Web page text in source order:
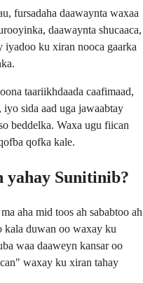
fursadaha daawaynta waxaa
daawaynta shucaaca,
iyadoo ku xiran nooca gaarka
taariikhdaada caafimaad,
sida aad uga jawaabtay
beddelka. Waxa ugu fiican
qofka kale.
Sunitinib?
aha mid toos ah sababtoo ah
kala duwan oo waxay ku
waa daaweyn kansar oo
waxay ku xiran tahay